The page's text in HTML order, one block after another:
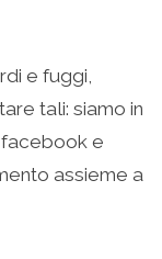
e fuggi,
tali: siamo in
e
assieme a